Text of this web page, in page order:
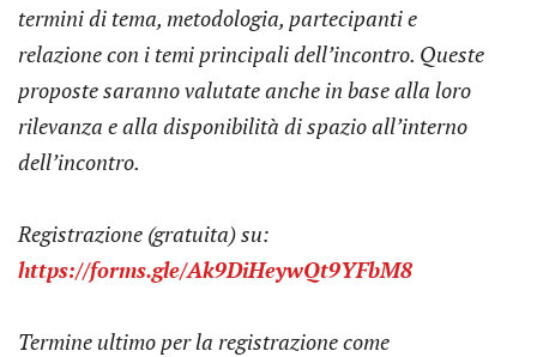
termini di tema, metodologia, partecipanti e
relazione con i temi principali dell’incontro. Queste
proposte saranno valutate anche in base alla loro
rilevanza e alla disponibilità di spazio all’interno
dell’incontro.
Registrazione (gratuita) su:
https://forms.gle/Ak9DiHeywQt9YFbM8
Termine ultimo per la registrazione come